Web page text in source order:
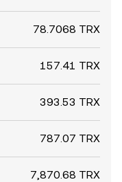
78.7068 TRX
157.41 TRX
393.53 TRX
787.07 TRX
7,870.68 TRX